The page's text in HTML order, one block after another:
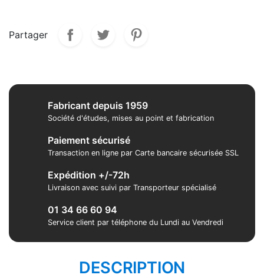
Partager
Fabricant depuis 1959
Société d'études, mises au point et fabrication
Paiement sécurisé
Transaction en ligne par Carte bancaire sécurisée SSL
Expédition +/-72h
Livraison avec suivi par Transporteur spécialisé
01 34 66 60 94
Service client par téléphone du Lundi au Vendredi
DESCRIPTION